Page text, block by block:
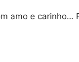
amo e carinho…